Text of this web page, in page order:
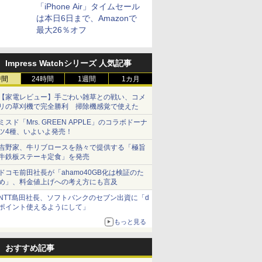
「iPhone Air」タイムセール
は本日6日まで、Amazonで
最大26％オフ
Impress Watchシリーズ 人気記事
24時間 1週間 1カ月
家電レビュー】手ごわい雑草との戦い、コメ
の草刈機で完全勝利 掃除機感覚で使えた
スド「Mrs. GREEN APPLE」のコラボドーナ
4種、いよいよ発売！
野家、牛リブロースを熱々で提供する「極旨
鉄板ステーキ定食」を発売
コモ前田社長が「ahamo40GB化は検証のた
」、料金値上げへの考え方にも言及
島田社長、ソフトバンクのセブン出資に「d
イント使えるようにして」
もっと見る
おすすめ記事